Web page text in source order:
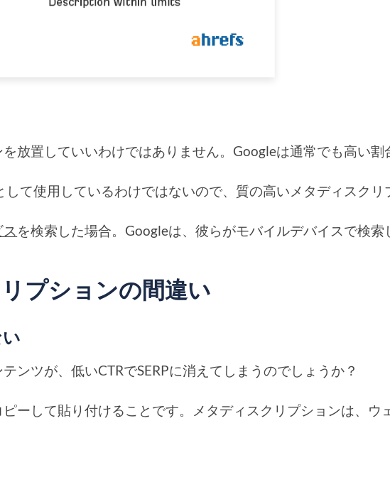
放置していいわけではありません。Googleは通常でも高
て使用しているわけではないので、質の高いメタディスク
を検索した場合。Googleは、彼らがモバイルデバイスで検
プションの間違い
ンツが、低いCTRでSERPに消えてしまうのでしょうか？
ーして貼り付けることです。メタディスクリプションは、